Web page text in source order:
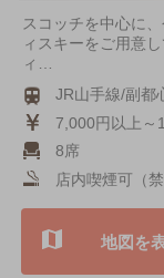
スコッチを中心に
ィスキーをご用意
ィ…
JR山手線/副都
7,000円以上～
8席
店内喫煙可（
地図を